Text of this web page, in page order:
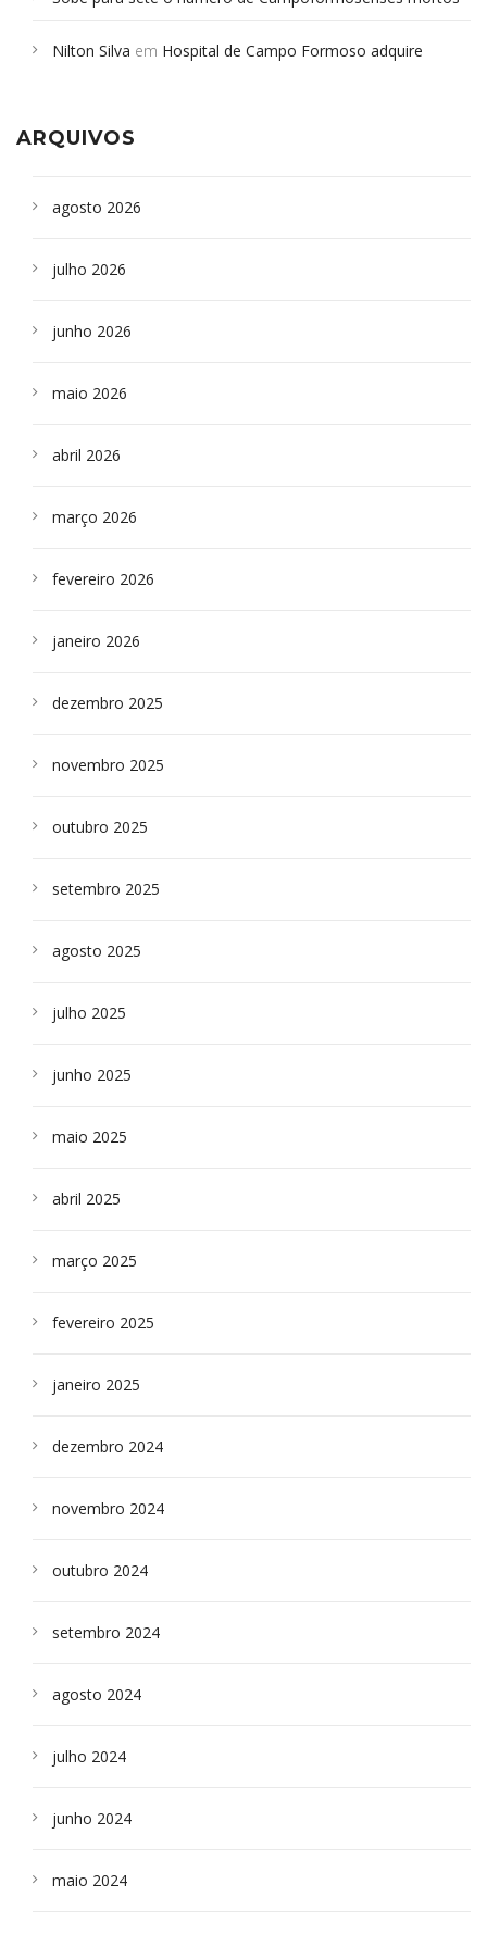
Campoformosenses que morreram em desabamentos são
Nilton Silva em Hospital de Campo Formoso adquire
ARQUIVOS
agosto 2026
julho 2026
junho 2026
maio 2026
abril 2026
março 2026
fevereiro 2026
janeiro 2026
dezembro 2025
novembro 2025
outubro 2025
setembro 2025
agosto 2025
julho 2025
junho 2025
maio 2025
abril 2025
março 2025
fevereiro 2025
janeiro 2025
dezembro 2024
novembro 2024
outubro 2024
setembro 2024
agosto 2024
julho 2024
junho 2024
maio 2024